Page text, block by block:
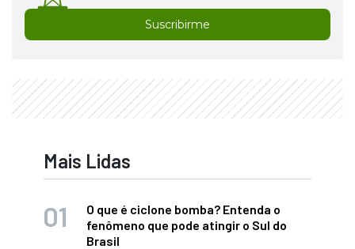
Suscribirme
Mais Lidas
O que é ciclone bomba? Entenda o
fenômeno que pode atingir o Sul do
Brasil